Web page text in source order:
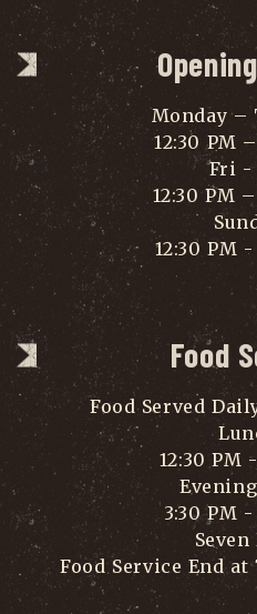
Monday –
12:30 PM
Fri -
12:30 PM
12:30 PM -
Food
Food Served
12:30 PM
3:30 PM -
Seven
Food Service End at